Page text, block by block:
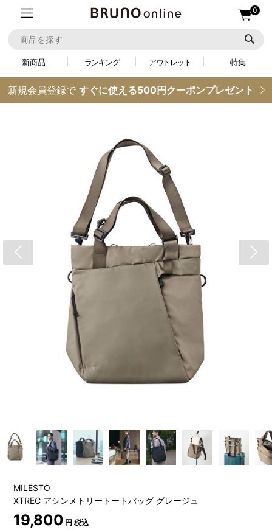
0
新商品 ランキング アウトレット 特集
新規会員登録で すぐに使える500円クーポンプレゼント
MILESTO
XTREC アシンメトリートートバッグ グレージュ
19,800 円 税込